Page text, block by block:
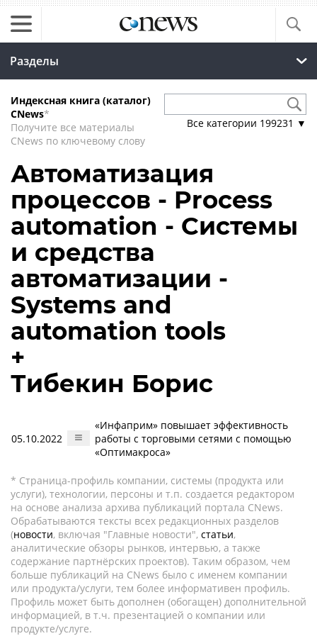
Разделы
Индексная книга (каталог)
CNews*
Получите все материалы
CNews по ключевому слову
Все категории 199231 ▼
Автоматизация
процессов - Process
automation - Системы
и средства
автоматизации -
Systems and
automation tools
+
Тибекин Борис
05.10.2022
«Инфаприм» повышает эффективность
работы с торговыми сетями с помощью
«Оптимакроса»
* Страница-профиль компании, системы (продукта или
услуги), технологии, персоны и т.п. создается редактором
на основе анализа архива публикаций портала CNews.
Обрабатываются тексты всех редакционных разделов
(новости, включая "Главные новости", статьи,
аналитические обзоры рынков, интервью, а также
содержание партнёрских проектов). Таким образом, чем
больше публикаций на CNews было с именем компании
или продукта/услуги, тем более информативен профиль.
Профиль может быть дополнен (обогащен) дополнительной
информацией, в т.ч. презентацией о компании или
продукте/услуге.